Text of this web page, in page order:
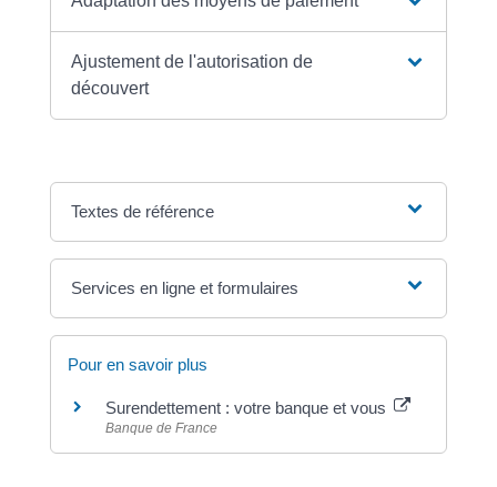
Ajustement de l'autorisation de
découvert
Textes de référence
Services en ligne et formulaires
Pour en savoir plus
Surendettement : votre banque et vous
Banque de France